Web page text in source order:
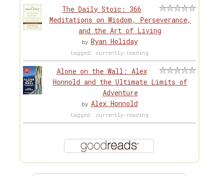
The Daily Stoic: 366
Meditations on Wisdom, Perseverance,
and the Art of Living
by Ryan Holiday
tagged: currently-reading
Alone on the Wall: Alex
Honnold and the Ultimate Limits of
Adventure
by Alex Honnold
tagged: currently-reading